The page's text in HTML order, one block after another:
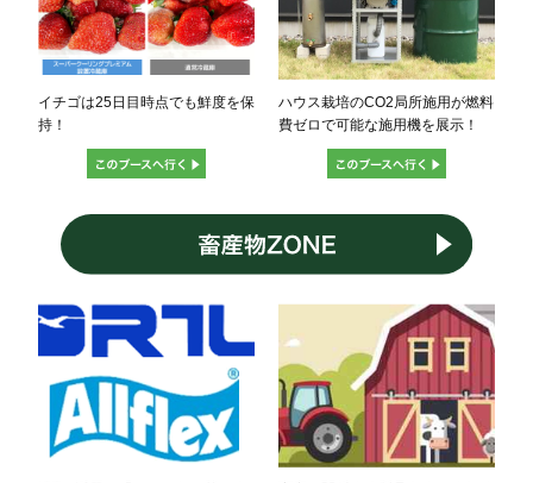
イチゴは25日目時点でも鮮度を保
持！
ハウス栽培のCO2局所施用が燃料
費ゼロで可能な施用機を展示！